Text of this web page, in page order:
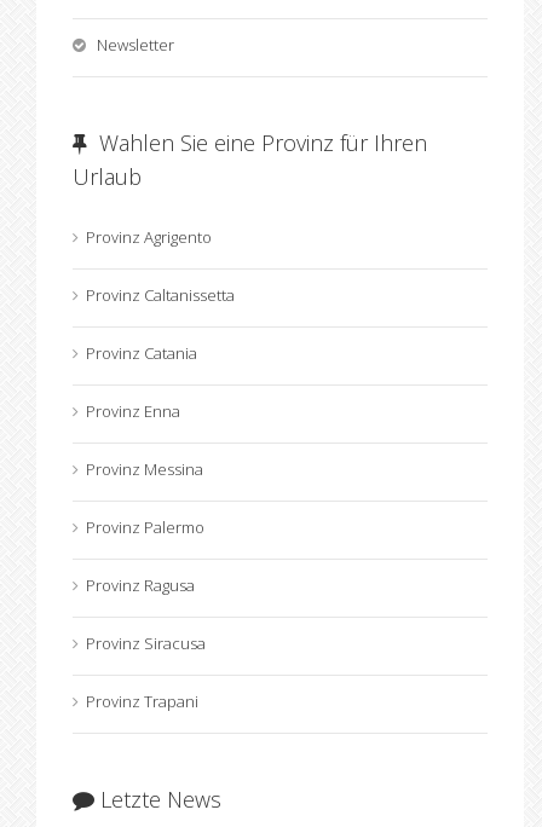
Newsletter
Wahlen Sie eine Provinz für Ihren
Urlaub
Provinz Agrigento
Provinz Caltanissetta
Provinz Catania
Provinz Enna
Provinz Messina
Provinz Palermo
Provinz Ragusa
Provinz Siracusa
Provinz Trapani
Letzte News